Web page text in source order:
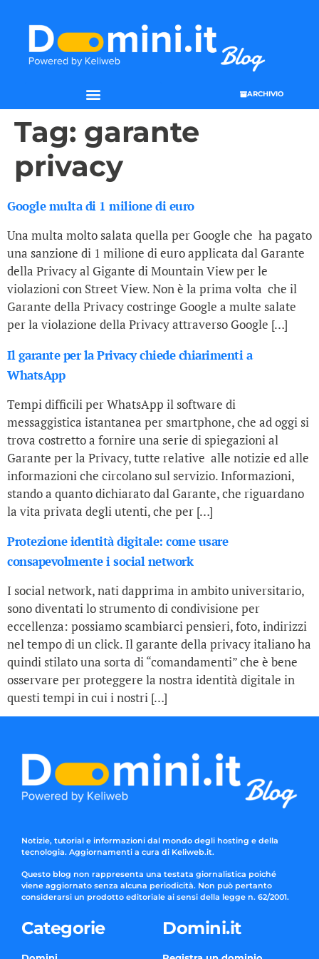
ARCHIVIO
Tag: garante
privacy
Google multa di 1 milione di euro
Una multa molto salata quella per Google che ha pagato
una sanzione di 1 milione di euro applicata dal Garante
della Privacy al Gigante di Mountain View per le
violazioni con Street View. Non è la prima volta che il
Garante della Privacy costringe Google a multe salate
per la violazione della Privacy attraverso Google […]
Il garante per la Privacy chiede chiarimenti a
WhatsApp
Tempi difficili per WhatsApp il software di
messaggistica istantanea per smartphone, che ad oggi si
trova costretto a fornire una serie di spiegazioni al
Garante per la Privacy, tutte relative alle notizie ed alle
informazioni che circolano sul servizio. Informazioni,
stando a quanto dichiarato dal Garante, che riguardano
la vita privata degli utenti, che per […]
Protezione identità digitale: come usare
consapevolmente i social network
I social network, nati dapprima in ambito universitario,
sono diventati lo strumento di condivisione per
eccellenza: possiamo scambiarci pensieri, foto, indirizzi
nel tempo di un click. Il garante della privacy italiano ha
quindi stilato una sorta di “comandamenti” che è bene
osservare per proteggere la nostra identità digitale in
questi tempi in cui i nostri […]
Notizie, tutorial e informazioni dal mondo degli hosting e della
tecnologia. Aggiornamenti a cura di Keliweb.it.
Questo blog non rappresenta una testata giornalistica poiché
viene aggiornato senza alcuna periodicità. Non può pertanto
considerarsi un prodotto editoriale ai sensi della legge n. 62/2001.
Categorie Domini.it